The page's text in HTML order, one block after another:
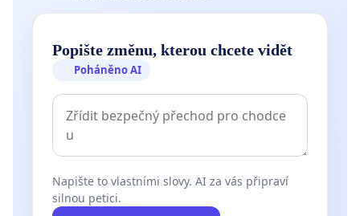
Popište změnu, kterou chcete vidět
Poháněno AI
Napište to vlastními slovy. AI za vás připraví
silnou petici.